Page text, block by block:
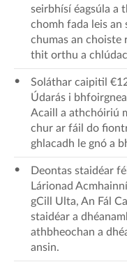
seirbhísí éagsúla a
chomh fada leis an
chumas an choiste
thit orthu a
Soláthar caipitil
Údarás i
Acaill a athchóiriú
chur ar fáil do
ghlacadh le gnó a
Deontas staidéar
Lárionad
gCill Ulta, An Fál
staidéar a
athbheochan a
ansin.